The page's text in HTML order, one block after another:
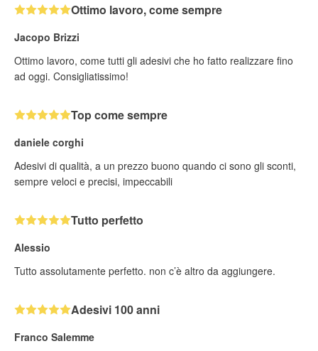
Ottimo lavoro, come sempre
Jacopo Brizzi
Ottimo lavoro, come tutti gli adesivi che ho fatto realizzare fino
ad oggi. Consigliatissimo!
Top come sempre
daniele corghi
Adesivi di qualità, a un prezzo buono quando ci sono gli sconti,
sempre veloci e precisi, impeccabili
Tutto perfetto
Alessio
Tutto assolutamente perfetto. non c’è altro da aggiungere.
Adesivi 100 anni
Franco Salemme